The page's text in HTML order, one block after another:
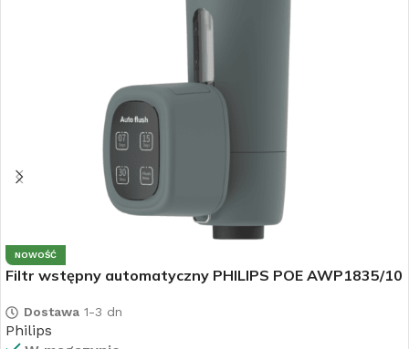
NOWOŚĆ
Filtr wstępny automatyczny PHILIPS POE AWP1835/10
Dostawa 1-3 dn
Philips